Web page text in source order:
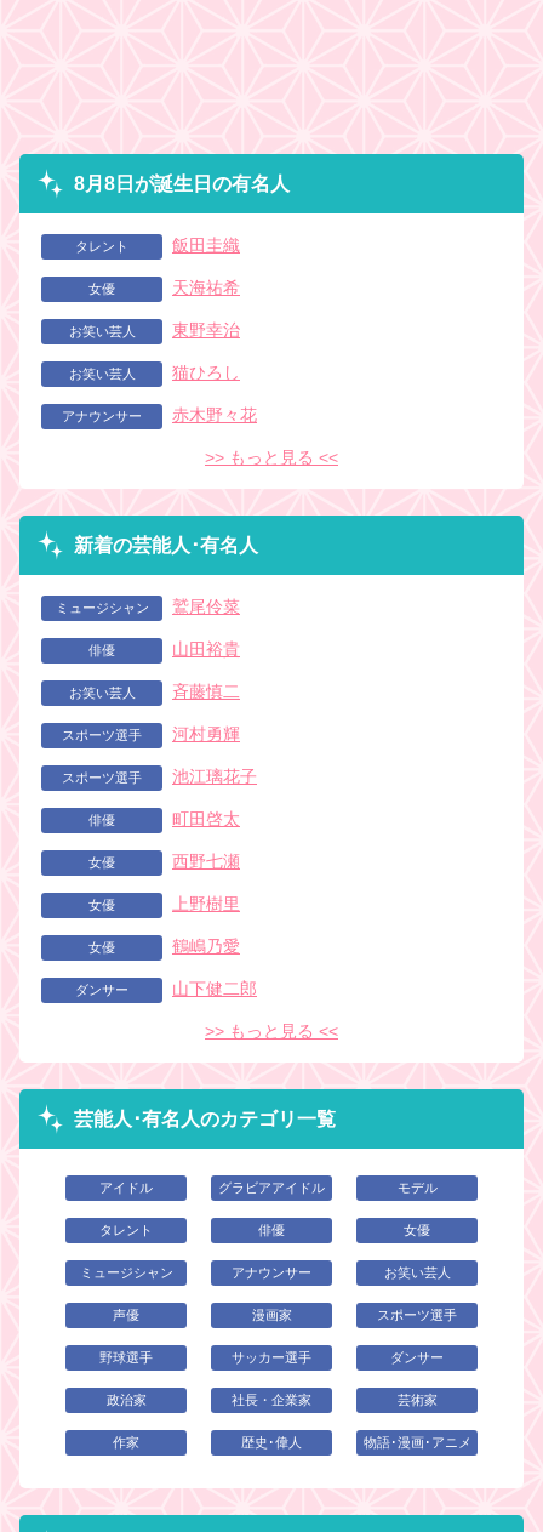
8月8日が誕生日の有名人
タレント 飯田圭織
女優 天海祐希
お笑い芸人 東野幸治
お笑い芸人 猫ひろし
アナウンサー 赤木野々花
>> もっと見る <<
新着の芸能人･有名人
ミュージシャン 鷲尾伶菜
俳優 山田裕貴
お笑い芸人 斉藤慎二
スポーツ選手 河村勇輝
スポーツ選手 池江璃花子
俳優 町田啓太
女優 西野七瀬
女優 上野樹里
女優 鶴嶋乃愛
ダンサー 山下健二郎
>> もっと見る <<
芸能人･有名人のカテゴリ一覧
アイドル グラビアアイドル モデル
タレント 俳優 女優
ミュージシャン アナウンサー お笑い芸人
声優 漫画家 スポーツ選手
野球選手 サッカー選手 ダンサー
政治家 社長・企業家 芸術家
作家 歴史･偉人 物語･漫画･アニメ